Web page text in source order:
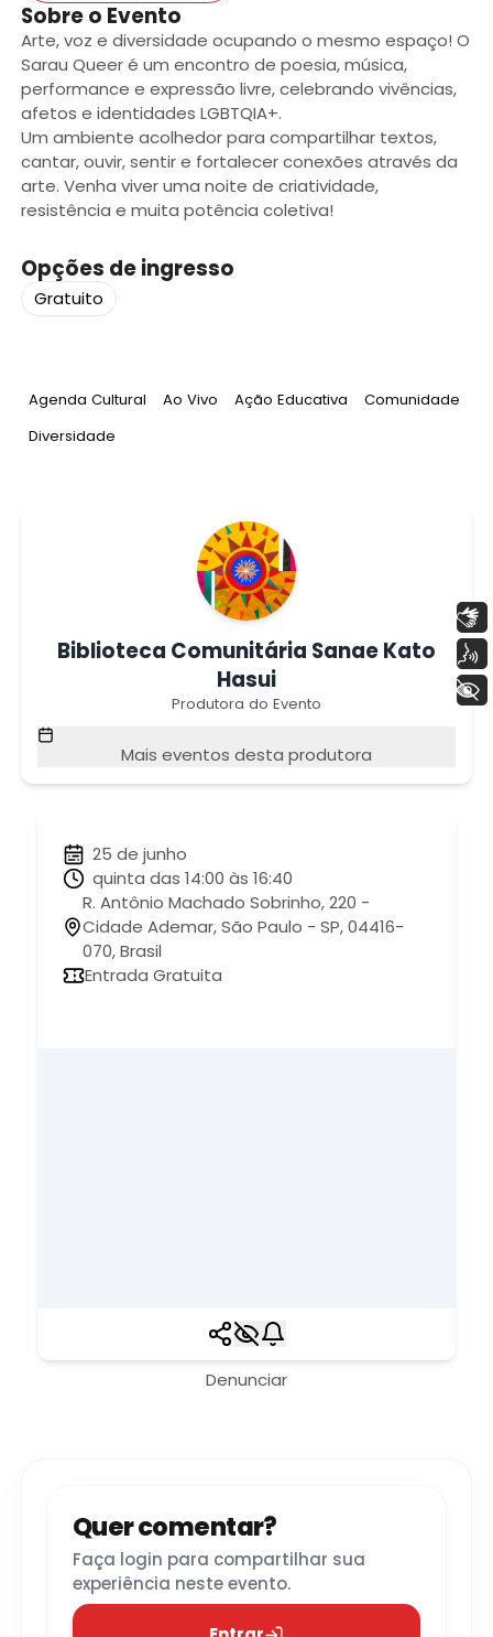
Sobre o Evento
Arte, voz e diversidade ocupando o mesmo espaço! O
Sarau Queer é um encontro de poesia, música,
performance e expressão livre, celebrando vivências,
afetos e identidades LGBTQIA+.
Um ambiente acolhedor para compartilhar textos,
cantar, ouvir, sentir e fortalecer conexões através da
arte. Venha viver uma noite de criatividade,
resistência e muita potência coletiva!
Opções de ingresso
Gratuito
Tag:
Agenda Cultural Tag:
Ao Vivo Tag:
Ação Educativa Tag:
Comunidade
Tag:
Diversidade
Biblioteca Comunitária Sanae Kato
Hasui
Produtora do Evento
Mais eventos desta produtora
25 de junho
quinta das 14:00 às 16:40
R. Antônio Machado Sobrinho, 220 -
Cidade Ademar, São Paulo - SP, 04416-
070, Brasil
Entrada Gratuita
Denunciar
Quer comentar?
Faça login para compartilhar sua
experiência neste evento.
Voz
+ Acessibilidade